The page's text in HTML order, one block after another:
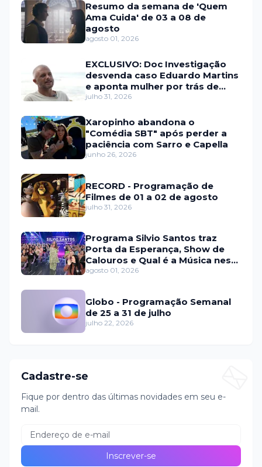
Resumo da semana de 'Quem
Ama Cuida' de 03 a 08 de
agosto
agosto 01, 2026
EXCLUSIVO: Doc Investigação
desvenda caso Eduardo Martins
e aponta mulher por trás de
fraude internacional
julho 31, 2026
Xaropinho abandona o
"Comédia SBT" após perder a
paciência com Sarro e Capella
junho 26, 2026
RECORD - Programação de
Filmes de 01 a 02 de agosto
julho 31, 2026
Programa Silvio Santos traz
Porta da Esperança, Show de
Calouros e Qual é a Música neste
domingo (2)
agosto 01, 2026
Globo - Programação Semanal
de 25 a 31 de julho
julho 22, 2026
Cadastre-se
Fique por dentro das últimas novidades em seu e-
mail.